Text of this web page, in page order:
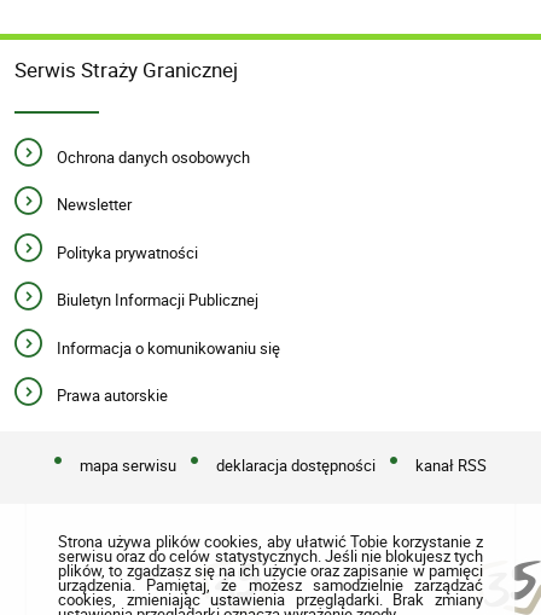
Serwis Straży Granicznej
Ochrona danych osobowych
Newsletter
Polityka prywatności
Biuletyn Informacji Publicznej
Informacja o komunikowaniu się
Prawa autorskie
mapa serwisu deklaracja dostępności kanał RSS
Strona używa plików cookies, aby ułatwić Tobie korzystanie z
serwisu oraz do celów statystycznych. Jeśli nie blokujesz tych
plików, to zgadzasz się na ich użycie oraz zapisanie w pamięci
urządzenia. Pamiętaj, że możesz samodzielnie zarządzać
cookies, zmieniając ustawienia przeglądarki. Brak zmiany